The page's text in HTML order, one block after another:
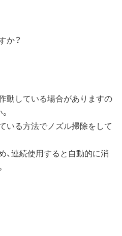
か？
動している場合がありますの
いる方法でノズル掃除をして
、連続使用すると自動的に消